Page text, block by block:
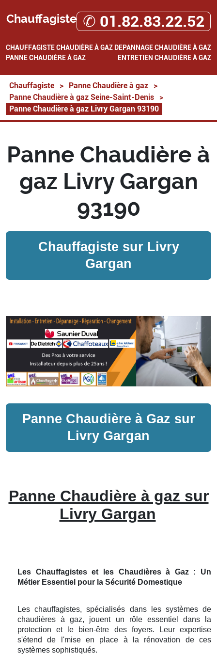
Chauffagiste ✆ 01.82.83.22.52
CHAUFFAGISTECHAUDIÈRE À GAZ DEPANNAGE CHAUDIÈRE À GAZ
PANNE CHAUDIÈRE À GAZ
ENTRETIEN CHAUDIÈRE À GAZ
Chauffagiste > Panne Chaudière à gaz
>
Panne Chaudière à gaz Seine-Saint-Denis
>
Panne Chaudière à gaz Livry Gargan 93190
Panne Chaudière à
gaz Livry Gargan
93190
Chauffagiste sur Livry
Gargan
Panne Chaudière à Gaz sur
Livry Gargan
Panne Chaudière à gaz sur
Livry Gargan
Les Chauffagistes et les Chaudières à Gaz : Un
Métier Essentiel pour la Sécurité Domestique
Les chauffagistes, spécialisés dans les systèmes de
chaudières à gaz, jouent un rôle essentiel dans la
protection et le bien-être des foyers. Leur expertise
s'étend de l'mise en place à la rénovation de ces
systèmes sophistiqués.